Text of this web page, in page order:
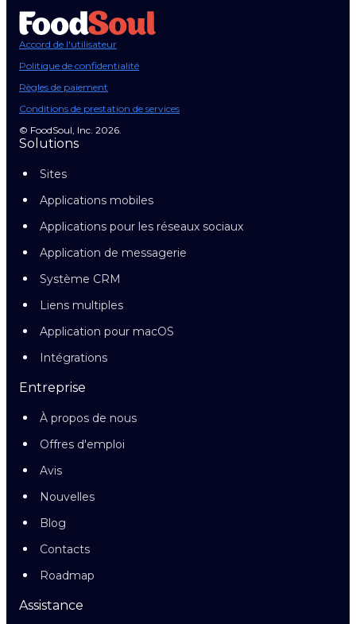
Accord de l'utilisateur
Politique de confidentialité
Règles de paiement
Conditions de prestation de services
© FoodSoul, Inc. 2026.
Solutions
Sites
Applications mobiles
Applications pour les réseaux sociaux
Application de messagerie
Système CRM
Liens multiples
Application pour macOS
Intégrations
Entreprise
À propos de nous
Offres d'emploi
Avis
Nouvelles
Blog
Contacts
Roadmap
Assistance